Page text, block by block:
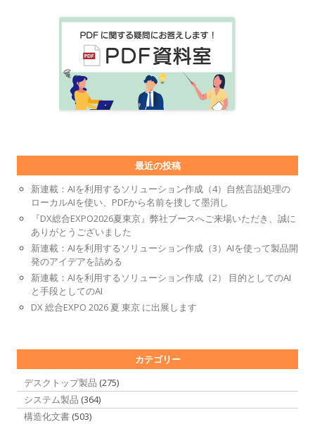
最近の投稿
新連載：AIを利用するソリューション作成（4）自然言語処理の
ローカルAIを使い、PDFから名前を捜して墨消し
『DX総合EXPO2026夏東京』弊社ブースへご来場いただき、誠に
ありがとうございました
新連載：AIを利用するソリューション作成（3）AIを使って製品開
発のアイデアを詰める
新連載：AIを利用するソリューション作成（2） 目的としてのAI
と手段としてのAI
DX 総合EXPO 2026 夏 東京 に出展します
カテゴリー
デスクトップ製品 (275)
システム製品 (364)
構造化文書 (503)